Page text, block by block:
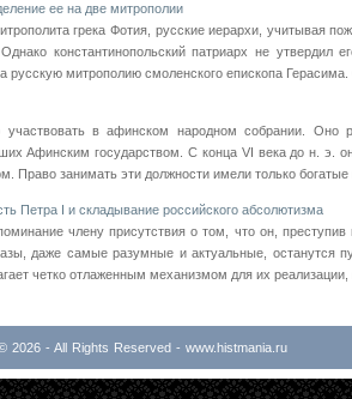
ее на две митрополии
грека Фотия, русские иерархи, учитывая
константинопольский патриарх не утвердил
русскую митрополию смоленского епископа Герасима.
участвовать в афинском народном собрании.
Афинским государством. С конца VI века до н. э.
Право занимать эти должности имели только богатые
Петра I и складывание российского абсолютизма
члену присутствия о том, что он, преступив
даже самые разумные и актуальные, останутся
четко отлаженным механизмом для их реализации,
2026 - All Rights Reserved - www.histmania.ru